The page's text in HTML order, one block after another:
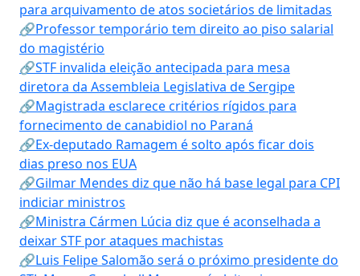
para arquivamento de atos societários de limitadas
🔗Professor temporário tem direito ao piso salarial
do magistério
🔗STF invalida eleição antecipada para mesa
diretora da Assembleia Legislativa de Sergipe
🔗Magistrada esclarece critérios rígidos para
fornecimento de canabidiol no Paraná
🔗Ex-deputado Ramagem é solto após ficar dois
dias preso nos EUA
🔗Gilmar Mendes diz que não há base legal para CPI
indiciar ministros
🔗Ministra Cármen Lúcia diz que é aconselhada a
deixar STF por ataques machistas
🔗Luis Felipe Salomão será o próximo presidente do